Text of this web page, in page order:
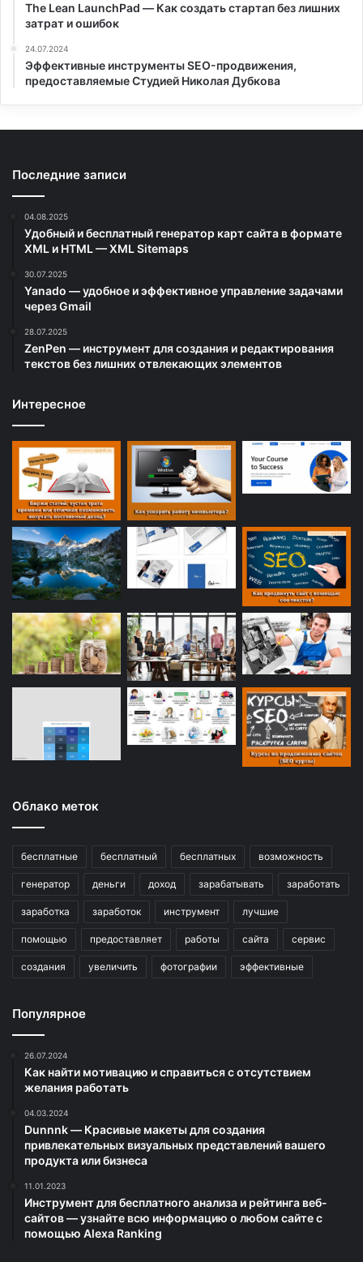
The Lean LaunchPad — Как создать стартап без лишних
затрат и ошибок
24.07.2024
Эффективные инструменты SEO-продвижения,
предоставляемые Студией Николая Дубкова
Последние записи
04.08.2025
Удобный и бесплатный генератор карт сайта в формате
XML и HTML — XML Sitemaps
30.07.2025
Yanado — удобное и эффективное управление задачами
через Gmail
28.07.2025
ZenPen — инструмент для создания и редактирования
текстов без лишних отвлекающих элементов
Интересное
Облако меток
бесплатные бесплатный бесплатных возможность
генератор деньги доход зарабатывать заработать
заработка заработок инструмент лучшие
помощью предоставляет работы сайта сервис
создания увеличить фотографии эффективные
Популярное
26.07.2024
Как найти мотивацию и справиться с отсутствием
желания работать
04.03.2024
Dunnnk — Красивые макеты для создания
привлекательных визуальных представлений вашего
продукта или бизнеса
11.01.2023
Инструмент для бесплатного анализа и рейтинга веб-
сайтов — узнайте всю информацию о любом сайте с
помощью Alexa Ranking